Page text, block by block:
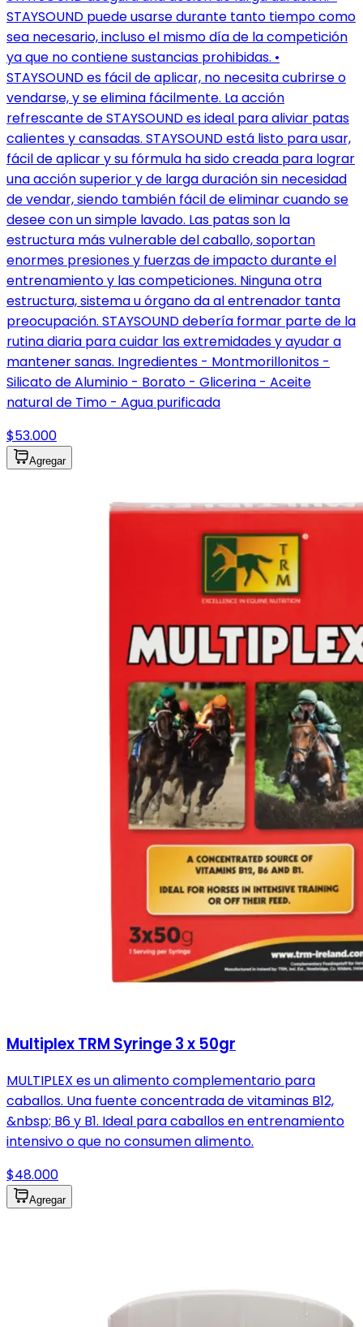
STAYSOUND puede usarse durante tanto tiempo como
sea necesario, incluso el mismo día de la competición
ya que no contiene sustancias prohibidas. •
STAYSOUND es fácil de aplicar, no necesita cubrirse o
vendarse, y se elimina fácilmente. La acción
refrescante de STAYSOUND es ideal para aliviar patas
calientes y cansadas. STAYSOUND está listo para usar,
fácil de aplicar y su fórmula ha sido creada para lograr
una acción superior y de larga duración sin necesidad
de vendar, siendo también fácil de eliminar cuando se
desee con un simple lavado. Las patas son la
estructura más vulnerable del caballo, soportan
enormes presiones y fuerzas de impacto durante el
entrenamiento y las competiciones. Ninguna otra
estructura, sistema u órgano da al entrenador tanta
preocupación. STAYSOUND debería formar parte de la
rutina diaria para cuidar las extremidades y ayudar a
mantener sanas. Ingredientes - Montmorillonitos -
Silicato de Aluminio - Borato - Glicerina - Aceite
natural de Timo - Agua purificada
$53.000
Agregar
Multiplex TRM Syringe 3 x 50gr
MULTIPLEX es un alimento complementario para
caballos. Una fuente concentrada de vitaminas B12,
&nbsp; B6 y B1. Ideal para caballos en entrenamiento
intensivo o que no consumen alimento.
$48.000
Agregar